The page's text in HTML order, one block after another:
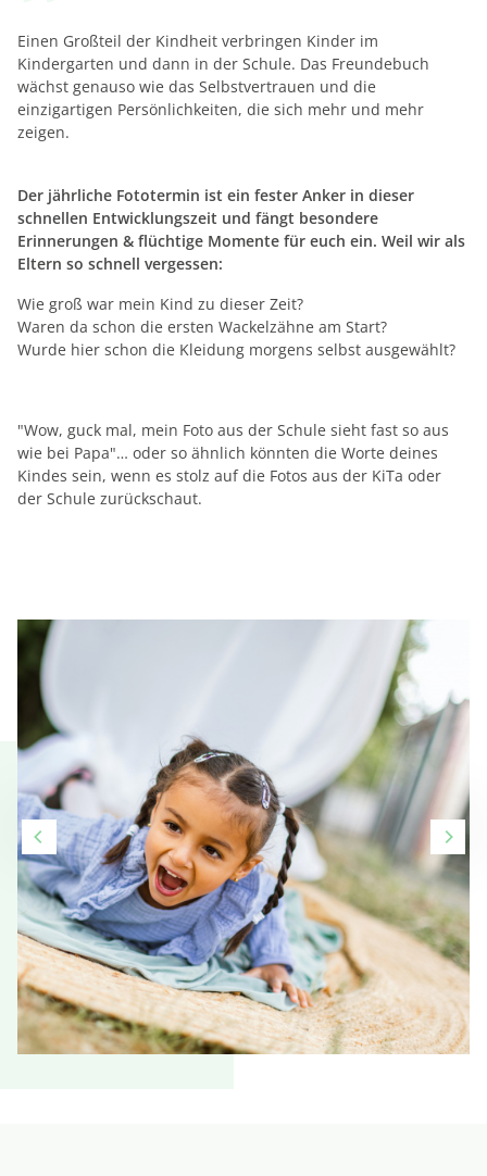
Einen Großteil der Kindheit verbringen Kinder im
Kindergarten und dann in der Schule. Das Freundebuch
wächst genauso wie das Selbstvertrauen und die
einzigartigen Persönlichkeiten, die sich mehr und mehr
zeigen.
Der jährliche Fototermin ist ein fester Anker in dieser
schnellen Entwicklungszeit und fängt besondere
Erinnerungen & flüchtige Momente für euch ein. Weil wir als
Eltern so schnell vergessen:
Wie groß war mein Kind zu dieser Zeit?
Waren da schon die ersten Wackelzähne am Start?
Wurde hier schon die Kleidung morgens selbst ausgewählt?
"Wow, guck mal, mein Foto aus der Schule sieht fast so aus
wie bei Papa"… oder so ähnlich könnten die Worte deines
Kindes sein, wenn es stolz auf die Fotos aus der KiTa oder
der Schule zurückschaut.